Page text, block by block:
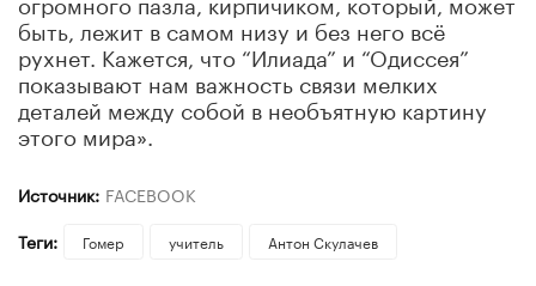
быть, лежит в самом низу и без него всё
рухнет. Кажется, что “Илиада” и “Одиссея”
показывают нам важность связи мелких
деталей между собой в необъятную картину
этого мира».
Источник: FACEBOOK
Теги:
Гомер учитель Антон Скулачев